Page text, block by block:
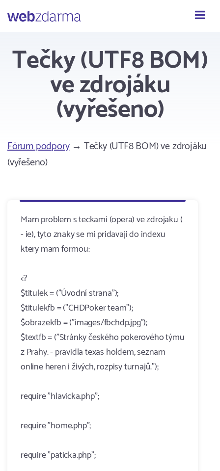
Webzdarma
Tečky (UTF8 BOM)
ve zdrojáku
(vyřešeno)
Fórum podpory→ Tečky (UTF8 BOM) ve zdrojáku
(vyřešeno)
Mam problem s teckami (opera) ve zdrojaku (
- ie), tyto znaky se mi pridavaji do indexu
ktery mam formou:
<?
$titulek = ("Úvodní strana");
$titulekfb = ("CHDPoker team");
$obrazekfb = ("images/fbchdp.jpg");
$textfb = ("Stránky českého pokerového týmu
z Prahy. - pravidla texas holdem, seznam
online heren i živých, rozpisy turnajů.");
require "hlavicka.php";
require "home.php";
require "paticka.php";